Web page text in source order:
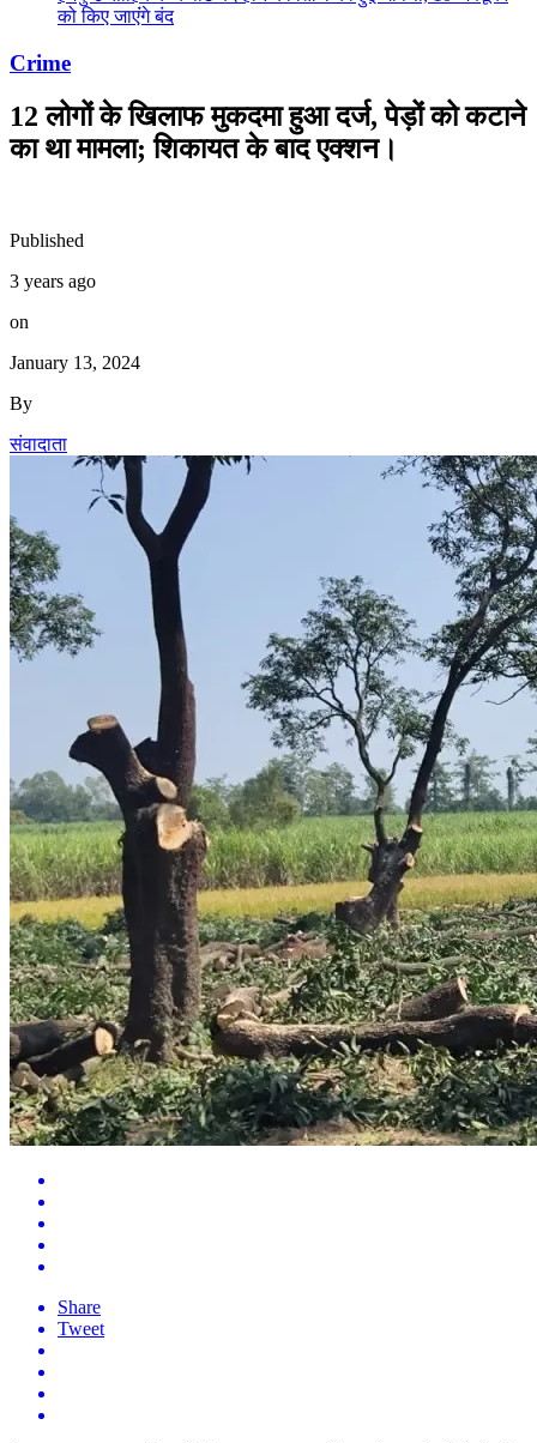
को किए जाएंंगे बंद
Crime
12 लोगों के खिलाफ मुकदमा हुआ दर्ज, पेड़ों को कटाने
का था मामला; शिकायत के बाद एक्शन।
Published
3 years ago
on
January 13, 2024
By
संवादाता
Share
Tweet